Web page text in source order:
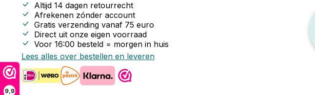
9,9
Altijd 14 dagen retourrecht
Afrekenen zónder account
Gratis verzending vanaf 75 euro
Direct uit onze eigen voorraad
Voor 16:00 besteld = morgen in huis
Lees alles over bestellen en leveren